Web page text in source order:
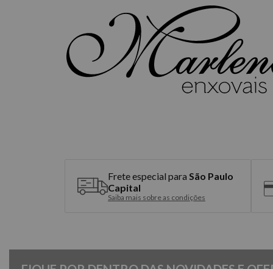
Frete especial para São Paulo
Capital
Saiba mais sobre as condições